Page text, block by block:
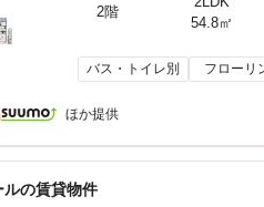
2階
54.8㎡
バス・トイレ別 フローリ
ほか提供
ルの賃貸物件